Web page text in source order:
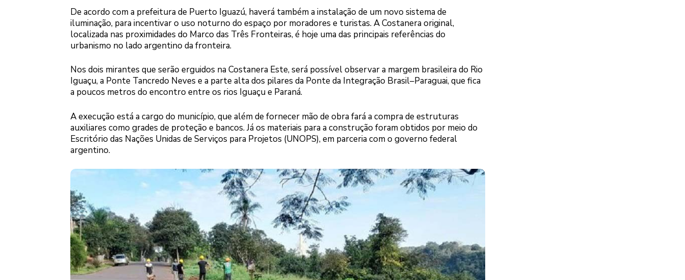
De acordo com a prefeitura de Puerto Iguazú, haverá também a instalação de um novo sistema de
iluminação, para incentivar o uso noturno do espaço por moradores e turistas. A Costanera original,
localizada nas proximidades do Marco das Três Fronteiras, é hoje uma das principais referências do
urbanismo no lado argentino da fronteira.
Nos dois mirantes que serão erguidos na Costanera Este, será possível observar a margem brasileira do Rio
Iguaçu, a Ponte Tancredo Neves e a parte alta dos pilares da Ponte da Integração Brasil–Paraguai, que fica
a poucos metros do encontro entre os rios Iguaçu e Paraná.
A execução está a cargo do município, que além de fornecer mão de obra fará a compra de estruturas
auxiliares como grades de proteção e bancos. Já os materiais para a construção foram obtidos por meio do
Escritório das Nações Unidas de Serviços para Projetos (UNOPS), em parceria com o governo federal
argentino.